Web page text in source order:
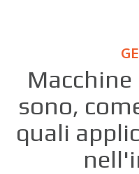
Macchine
sono,
quali